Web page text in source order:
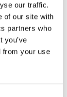
our traffic.
of our site with
partners who
you’ve
from your use